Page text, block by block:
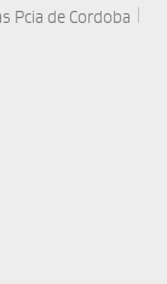
Pcia de Cordoba